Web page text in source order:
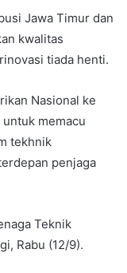
Jawa Timur dan
kwalitas
tiada henti.
Nasional ke
memacu
tekhnik
penjaga
Teknik
Rabu (12/9).